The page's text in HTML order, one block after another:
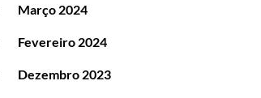
Março 2024
Fevereiro 2024
Dezembro 2023